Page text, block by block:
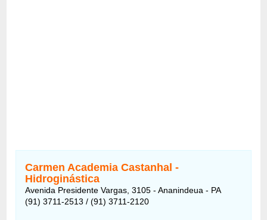
Carmen Academia Castanhal -
Hidroginástica
Avenida Presidente Vargas, 3105 - Ananindeua - PA
(91) 3711-2513 / (91) 3711-2120